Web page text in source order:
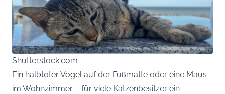
Shutterstock.com
Ein halbtoter Vogel auf der Fußmatte oder eine Maus
im Wohnzimmer – für viele Katzenbesitzer ein